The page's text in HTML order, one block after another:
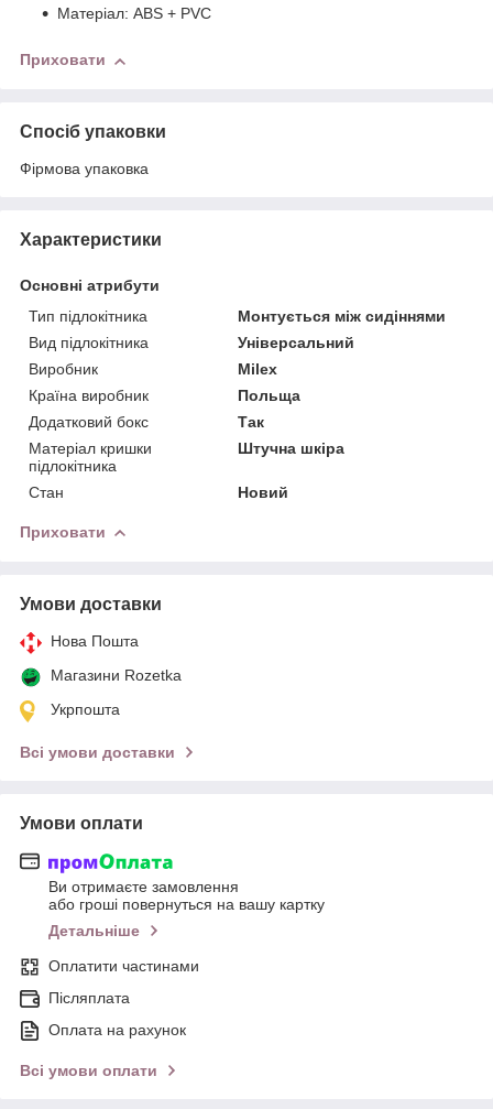
Матеріал: ABS + PVC
Приховати
Спосіб упаковки
Фірмова упаковка
Характеристики
Основні атрибути
Тип підлокітника
Монтується між сидіннями
Вид підлокітника
Універсальний
Виробник
Milex
Країна виробник
Польща
Додатковий бокс
Так
Матеріал кришки
підлокітника
Штучна шкіра
Стан Новий
Приховати
Умови доставки
Нова Пошта
Магазини Rozetka
Укрпошта
Всі умови доставки
Умови оплати
Ви отримаєте замовлення
або гроші повернуться на вашу картку
Детальніше
Оплатити частинами
Післяплата
Оплата на рахунок
Всі умови оплати